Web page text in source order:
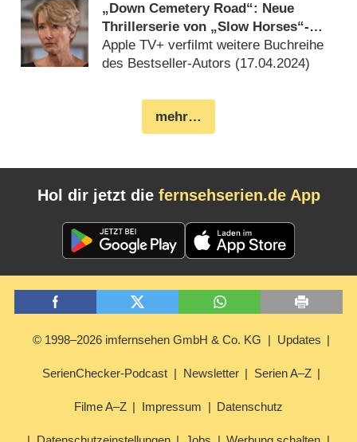
„Down Cemetery Road“: Neue
Thrillerserie von „Slow Horses“-
Autor mit Emma Thompson
Apple TV+ verfilmt weitere Buchreihe
des Bestseller-Autors (17.04.2024)
mehr…
Hol dir jetzt die fernsehserien.de App
© 1998–2026 imfernsehen GmbH & Co. KG Updates
SerienChecker-Podcast Newsletter Serien A–Z
Filme A–Z Impressum Datenschutz